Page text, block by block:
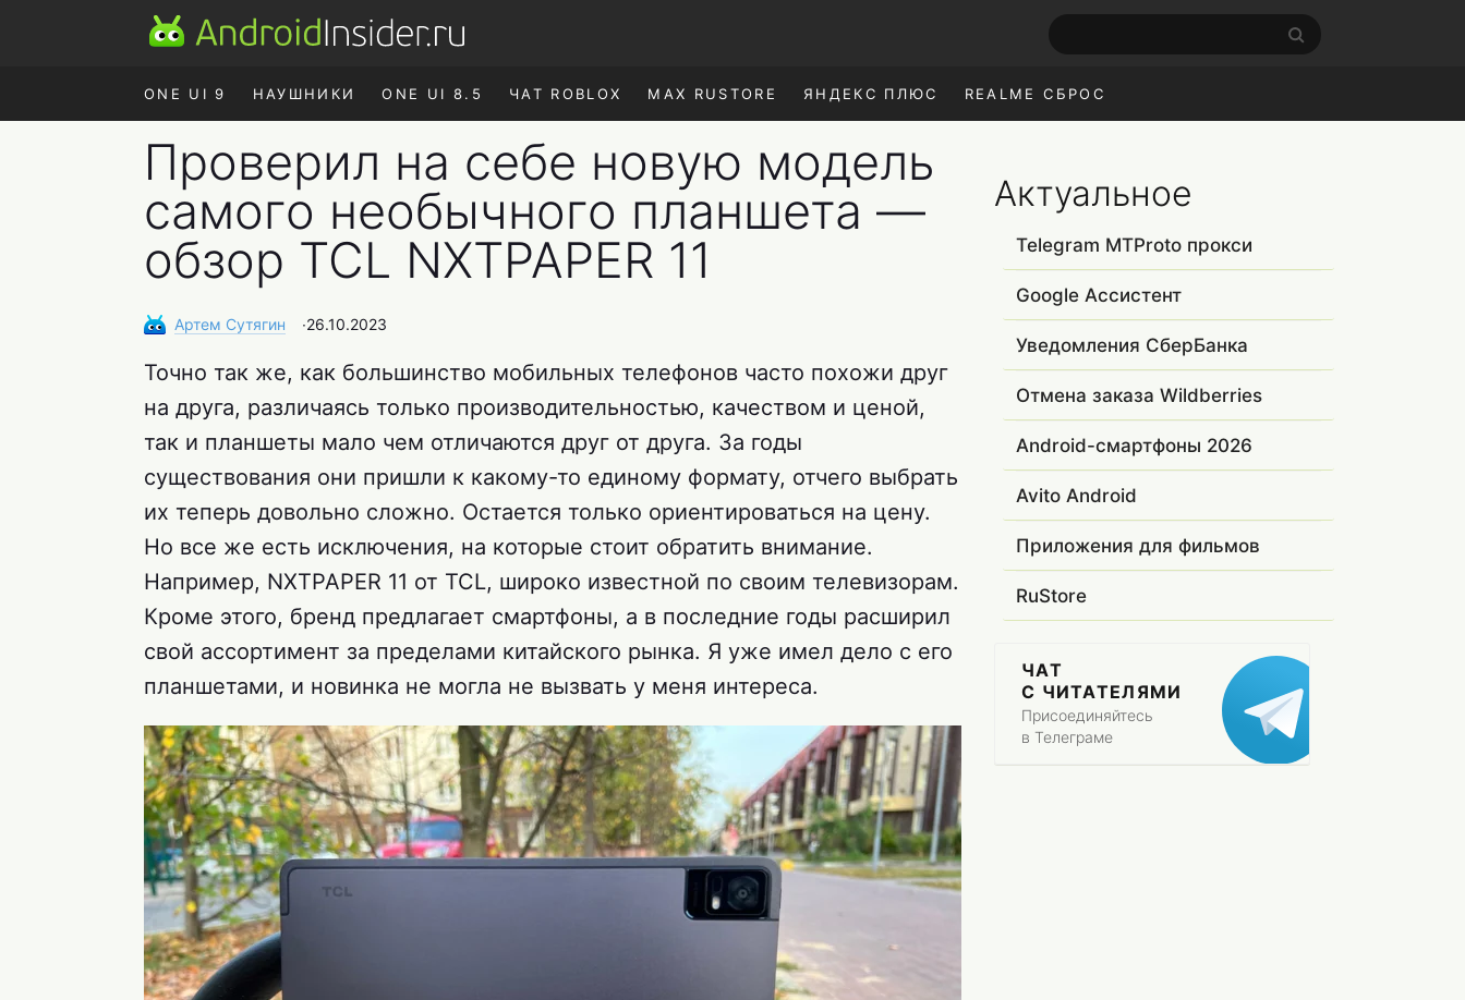
ONE UI 9 НАУШНИКИ ONE UI 8.5 ЧАТ ROBLOX MAX RUSTORE ЯНДЕКС ПЛЮС REALME СБРОС
Проверил на себе новую модель
самого необычного планшета —
обзор TCL NXTPAPER 11
Артем Сутягин ∙26.10.2023
Точно так же, как большинство мобильных телефонов часто похожи друг
на друга, различаясь только производительностью, качеством и ценой,
так и планшеты мало чем отличаются друг от друга. За годы
существования они пришли к какому-то единому формату, отчего выбрать
их теперь довольно сложно. Остается только ориентироваться на цену.
Но все же есть исключения, на которые стоит обратить внимание.
Например, NXTPAPER 11 от TCL, широко известной по своим телевизорам.
Кроме этого, бренд предлагает смартфоны, а в последние годы расширил
свой ассортимент за пределами китайского рынка. Я уже имел дело с его
планшетами, и новинка не могла не вызвать у меня интереса.
Актуальное
Telegram MTProto прокси
Google Ассистент
Уведомления СберБанка
Отмена заказа Wildberries
Android-смартфоны 2026
Avito Android
Приложения для фильмов
RuStore
ЧАТ
С ЧИТАТЕЛЯМИ
Присоединяйтесь
в Телеграме